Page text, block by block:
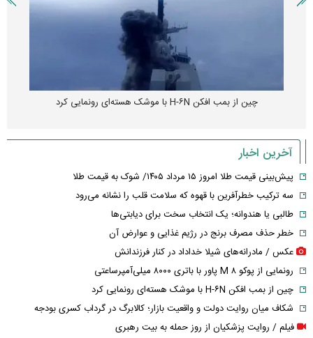
چین از بمب افکن H-۶N با موشک هسته‌ای رونمایی کرد
آخرین اخبار
پیش‌بینی قیمت طلا امروز ۱۵ مرداد ۱۴۰۵/ شوک به قیمت طلا
سه ترکیب خطرآفرین با قهوه که سلامت قلب را نشانه می‌رود
طالبی یا هندوانه؛ یک انتخاب سخت برای دیابتی‌ها
خطر حذف مصرف برنج در رژیم غذایی و عوارض آن
عکس / مادرانه‌های شیلا خداداد در کنار فرزندانش
رونمایی از پوکو M ۸ پاور با باتری ۸۰۰۰ میلی‌آمپرساعتی
چین از بمب افکن H-۶N با موشک هسته‌ای رونمایی کرد
شکاف میان روایت دولت و واقعیت بازار؛ کالابرگ در گرداب کسری بودجه
فیلم / روایت پزشکیان از روز حمله به بیت رهبری